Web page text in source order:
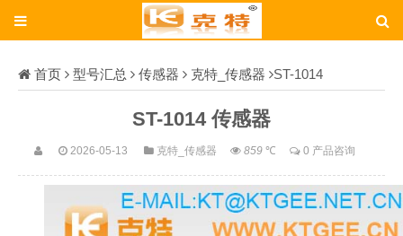
首页 型号汇总 传感器 克特_传感器 ST-1014
ST-1014 传感器
2026-05-13 克特_传感器 859 ℃ 0 产品咨询